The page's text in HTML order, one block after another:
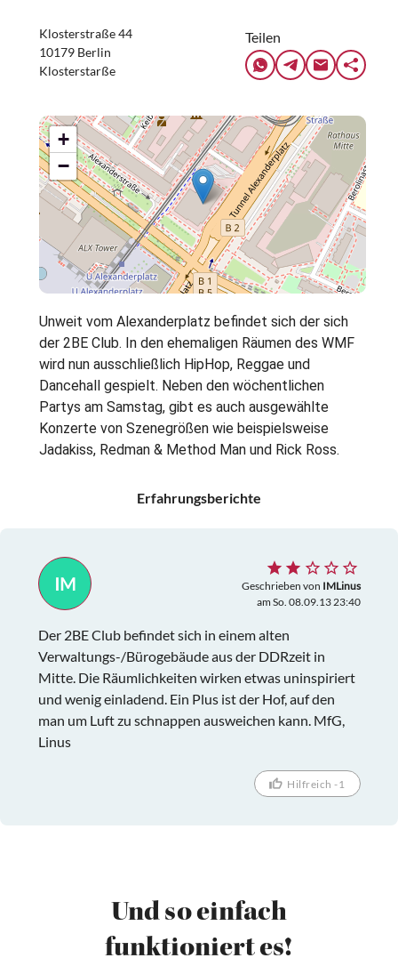
Klosterstraße 44
10179 Berlin
Klosterstarße
Teilen
+
−
Unweit vom Alexanderplatz befindet sich der sich
der 2BE Club. In den ehemaligen Räumen des WMF
wird nun ausschließlich HipHop, Reggae und
Dancehall gespielt. Neben den wöchentlichen
Partys am Samstag, gibt es auch ausgewählte
Konzerte von Szenegrößen wie beispielsweise
Jadakiss, Redman & Method Man und Rick Ross.
Erfahrungsberichte
IM Geschrieben von IMLinus
am So. 08.09.13 23:40
Der 2BE Club befindet sich in einem alten
Verwaltungs-/Bürogebäude aus der DDRzeit in
Mitte. Die Räumlichkeiten wirken etwas uninspiriert
und wenig einladend. Ein Plus ist der Hof, auf den
man um Luft zu schnappen ausweichen kann. MfG,
Linus
Hilfreich -1
Und so einfach
funktioniert es!